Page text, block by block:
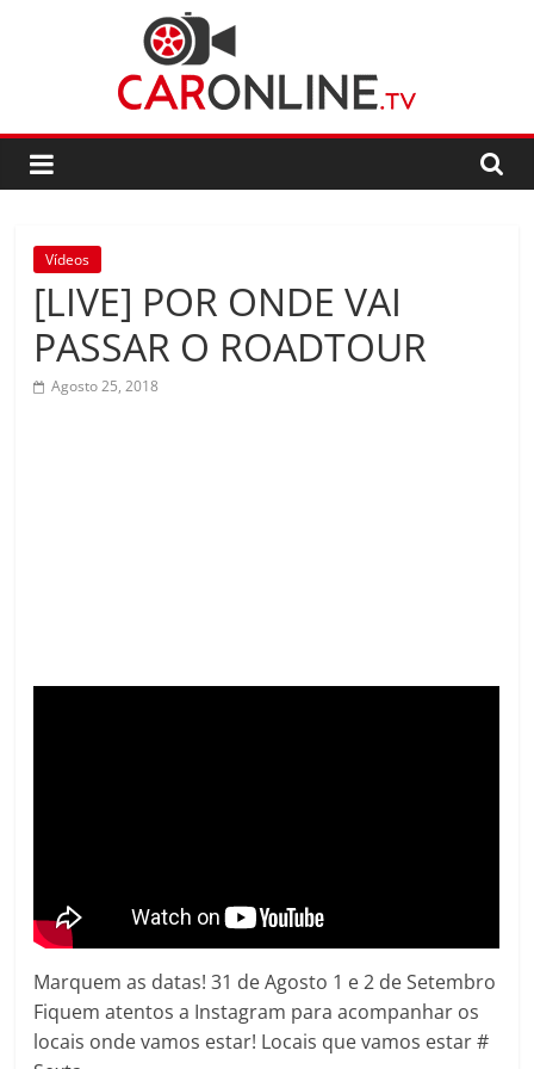
CarOnline.TV
CarOnline.TV
Ensaios
Automóvel
Português
Vídeos
[LIVE] POR ONDE VAI
PASSAR O ROADTOUR
Agosto 25, 2018
Marquem as datas! 31 de Agosto 1 e 2 de Setembro
Fiquem atentos a Instagram para acompanhar os
locais onde vamos estar! Locais que vamos estar #